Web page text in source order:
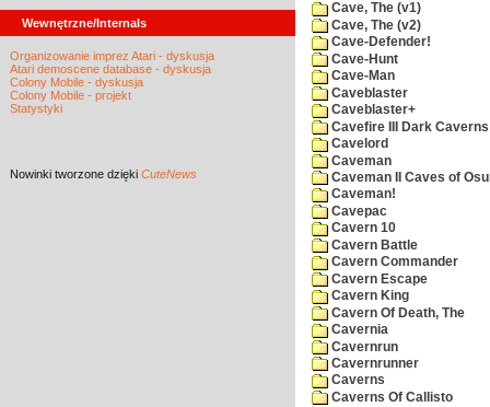
Wewnętrzne/Internals
Organizowanie imprez Atari - dyskusja
Atari demoscene database - dyskusja
Colony Mobile - dyskusja
Colony Mobile - projekt
Statystyki
Nowinki tworzone dzięki CuteNews
Cave, The (v1)
Cave, The (v2)
Cave-Defender!
Cave-Hunt
Cave-Man
Caveblaster
Caveblaster+
Cavefire III Dark Caverns
Cavelord
Caveman
Caveman II Caves of
Caveman!
Cavepac
Cavern 10
Cavern Battle
Cavern Commander
Cavern Escape
Cavern King
Cavern Of Death, The
Cavernia
Cavernrun
Cavernrunner
Caverns
Caverns Of Callisto